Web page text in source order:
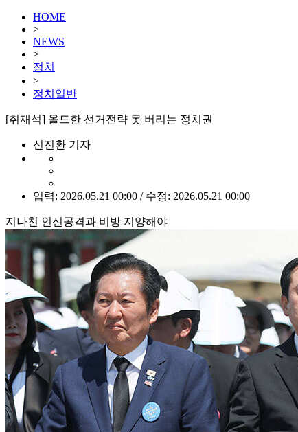
HOME
>
NEWS
>
정치
>
정치일반
[취재석] 올드한 선거전략 못 버리는 정치권
신진환 기자
입력: 2026.05.21 00:00 / 수정: 2026.05.21 00:00
지나친 인신공격과 비방 지양해야